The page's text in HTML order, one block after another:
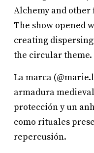
Alchemy and
The show opened
creating
the circular theme.
La marca
armadura
protección y un
como rituales
repercusión.